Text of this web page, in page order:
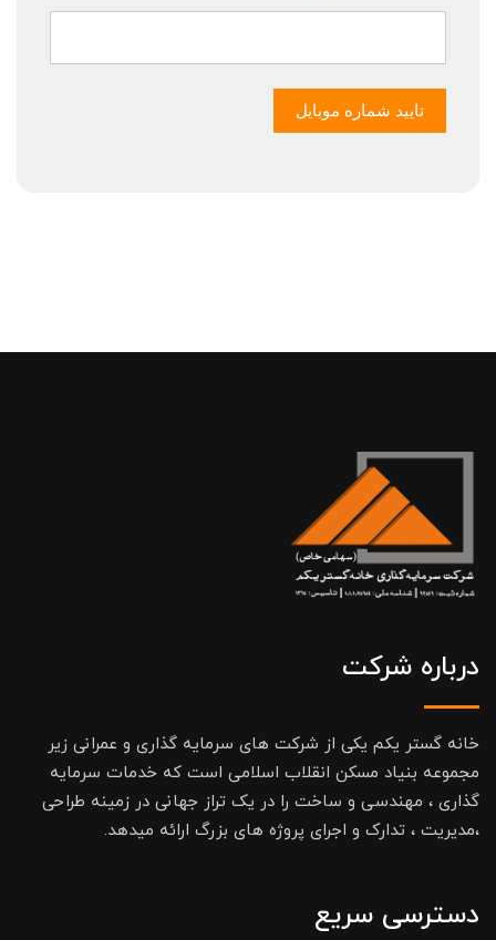
درباره شرکت
خانه گستر یکم یکی از شرکت های سرمایه گذاری و عمرانی زیر
مجموعه بنیاد مسکن انقلاب اسلامی است که خدمات سرمایه
گذاری ، مهندسی و ساخت را در یک تراز جهانی در زمینه طراحی
،مدیریت ، تدارک و اجرای پروژه های بزرگ ارائه میدهد.
دسترسی سریع